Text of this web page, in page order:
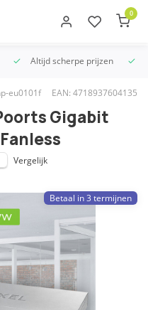
0
Altijd scherpe prijzen
eu0101f EAN: 4718937604135
Gigabit
Vergelijk
Betaal in 3 termijnen